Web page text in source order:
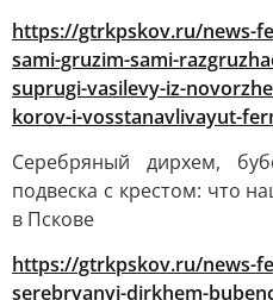
https://gtrkpskov.ru/news-
sami-gruzim-sami-
suprugi-vasilevy-iz-
korov-i-vosstanavlivayut-
Серебряный дирхем,
подвеска с крестом: что
в Пскове
https://gtrkpskov.ru/news-
serebryanyj-dirkhem-